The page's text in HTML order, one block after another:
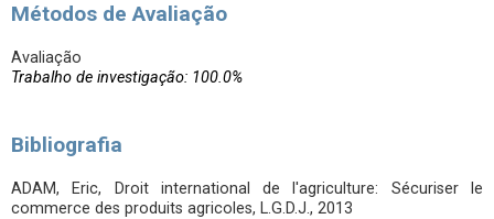
Métodos de Avaliação
Avaliação
Trabalho de investigação: 100.0%
Bibliografia
ADAM, Eric, Droit international de l'agriculture: Sécuriser le
commerce des produits agricoles, L.G.D.J., 2013